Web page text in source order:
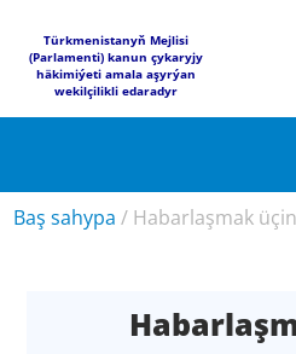
Türkmenistanyň Mejlisi
(Parlamenti) kanun çykaryjy
häkimiýeti amala aşyrýan
wekilçilikli edaradyr
Baş sahypa / Habarlaşmak üçin